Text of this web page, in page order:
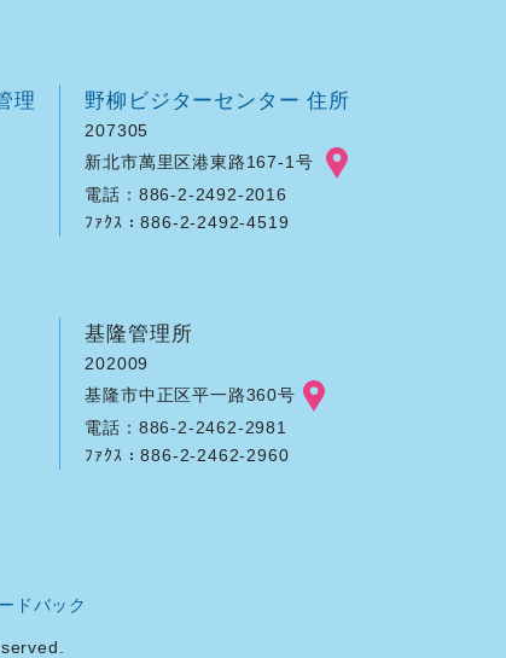
理
野柳ビジターセンター 住所
207305
新北市萬里区港東路167-1号
電話：886-2-2492-2016
ﾌｧｸｽ：886-2-2492-4519
基隆管理所
202009
基隆市中正区平一路360号
電話：886-2-2462-2981
ﾌｧｸｽ：886-2-2462-2960
ドバック